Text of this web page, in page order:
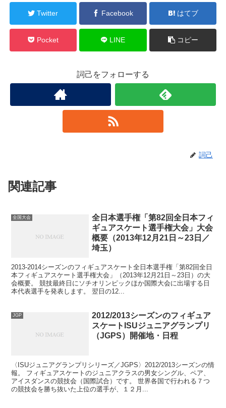
Twitter Facebook はてブ
Pocket LINE コピー
詞己をフォローする
詞己
関連記事
全国大会
全日本選手権「第82回全日本フィ
ギュアスケート選手権大会」大会
概要（2013年12月21日～23日／
埼玉）
2013-2014シーズンのフィギュアスケート全日本選手権「第82回全日
本フィギュアスケート選手権大会」（2013年12月21日～23日）の大
会概要。 競技最終日にソチオリンピックほか国際大会に出場する日
本代表選手を発表します。 翌日の12...
JGP
2012/2013シーズンのフィギュア
スケートISUジュニアグランプリ
（JGPS）開催地・日程
〈ISUジュニアグランプリシリーズ／JGPS〉2012/2013シーズンの情
報。 フィギュアスケートのジュニアクラスの男女シングル、ペア、
アイスダンスの競技会（国際試合）です。 世界各国で行われる７つ
の競技会を勝ち抜いた上位の選手が、１２月...